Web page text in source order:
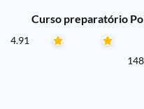
Curso preparatório
4.91